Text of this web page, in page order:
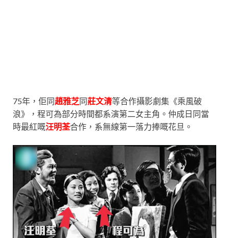
75年，佢同趙雅芝同莊文清等合作攝影劇集《乘風破
浪》，程可為部分時間都系演第二女主角。 仲成日同當
時最紅嘅汪明荃合作，系無線第一落力捧嘅花旦。